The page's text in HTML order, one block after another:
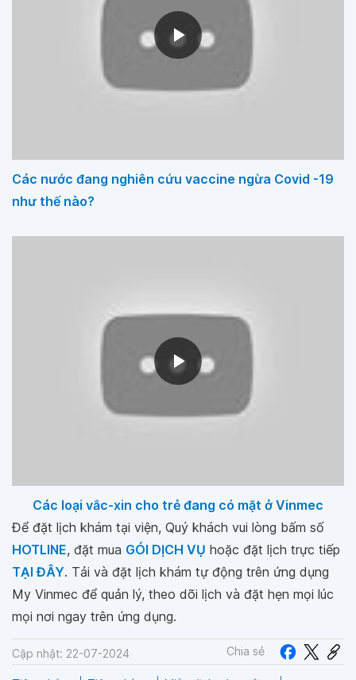
Các nước đang nghiên cứu vaccine ngừa Covid -19
như thế nào?
Các loại vắc-xin cho trẻ đang có mặt ở Vinmec
Để đặt lịch khám tại viện, Quý khách vui lòng bấm số
HOTLINE, đặt mua GÓI DỊCH VỤ hoặc đặt lịch trực tiếp
TẠI ĐÂY. Tải và đặt lịch khám tự động trên ứng dụng
My Vinmec để quản lý, theo dõi lịch và đặt hẹn mọi lúc
mọi nơi ngay trên ứng dụng.
Cập nhật: 22-07-2024 Chia sẻ